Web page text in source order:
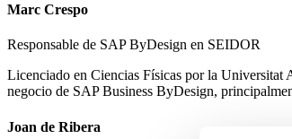
Marc Crespo
Responsable de SAP ByDesign en SEIDOR
Licenciado en Ciencias Físicas por la Universitat
negocio de SAP Business ByDesign,
Joan de Ribera